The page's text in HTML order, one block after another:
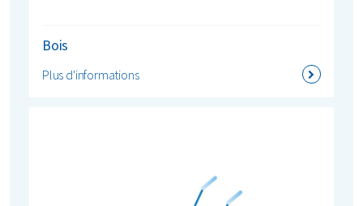
Bois
Plus d'informations